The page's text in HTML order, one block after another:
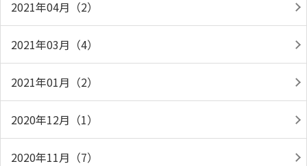
2021年04月（2）
2021年03月（4）
2021年01月（2）
2020年12月（1）
2020年11月（7）